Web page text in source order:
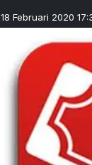
18 Februari 2020